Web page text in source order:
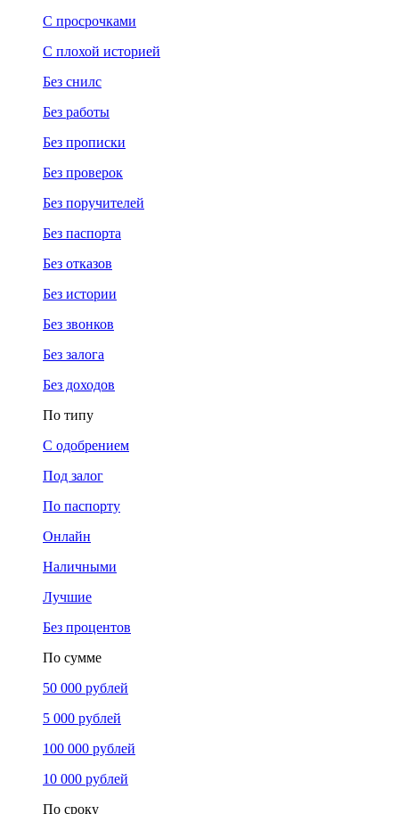
С просрочками
С плохой историей
Без снилс
Без работы
Без прописки
Без проверок
Без поручителей
Без паспорта
Без отказов
Без истории
Без звонков
Без залога
Без доходов
По типу
С одобрением
Под залог
По паспорту
Онлайн
Наличными
Лучшие
Без процентов
По сумме
50 000 рублей
5 000 рублей
100 000 рублей
10 000 рублей
По сроку